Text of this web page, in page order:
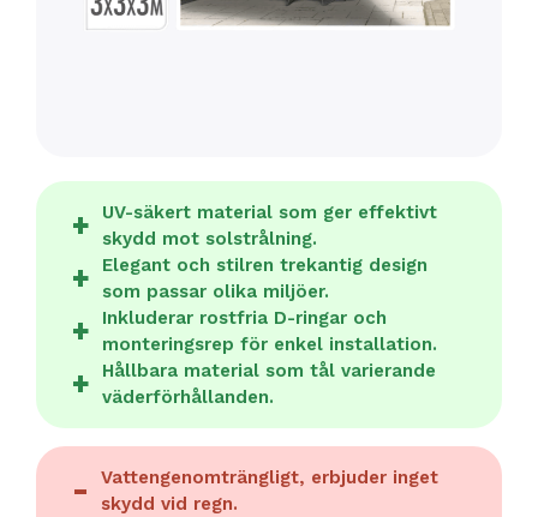
UV-säkert material som ger effektivt
skydd mot solstrålning.
Elegant och stilren trekantig design
som passar olika miljöer.
Inkluderar rostfria D-ringar och
monteringsrep för enkel installation.
Hållbara material som tål varierande
väderförhållanden.
Vattengenomträngligt, erbjuder inget
skydd vid regn.